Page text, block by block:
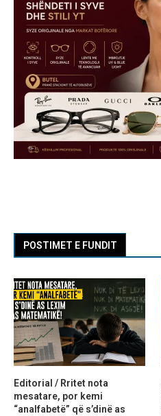
POSTIMET E FUNDIT
Editorial / Rritet nota
mesatare, por kemi
“analfabetë” që s’dinë as